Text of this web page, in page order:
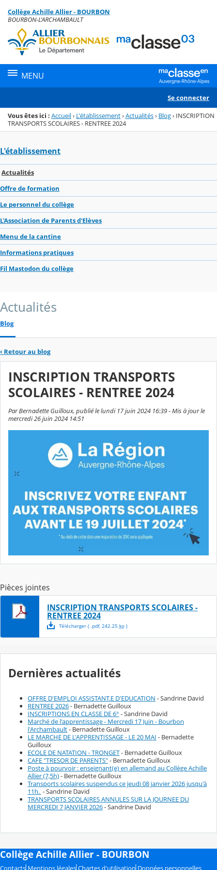
Menu de la rubrique
Contenu
Collège Achille Allier - BOURBON
BOURBON-L'ARCHAMBAULT
MENU
Se connecter
Vous êtes ici : Accueil› L'établissement›Actualités› Blog› INSCRIPTION
TRANSPORTS SCOLAIRES - RENTREE 2024
L'établissement
Actualités
Offre de formation
Le personnel du collège
L'Association de Parents d'Elèves
Menu de la cantine
Informations pratiques
Fil Mastodon du collège
Actualités
Blog
‹ Retour au blog
INSCRIPTION TRANSPORTS
SCOLAIRES - RENTREE 2024
Par Bernadette Guilloux, publié le lundi 17 juin 2024 16:39 - Mis à jour le
mercredi 26 juin 2024 14:51
Pièces jointes
INSCRIPTION TRANSPORTS SCOLAIRES -
RENTREE 2024
Télécharger( .pdf, 242.25 ko)
Dernières actualités
OFFRE D'EMPLOI ASSISTANT.E D'EDUCATION - Sandrine David
RENTREE 2026- Bernadette Guilloux
INSCRIPTIONS EN CLASSE DE 6° - Sandrine David
Marché de l'apprentissage - Mercredi 17 Juin - Bourbon
l'Archambault- Bernadette Guilloux
LE MARCHE DE L'APPRENTISSAGE - LE 20 MAI - Bernadette
Guilloux
ECOLE DE NATATION - TRONGET- Bernadette Guilloux
CAFE "TRESOR DE PARENTS"- Bernadette Guilloux
Poste à pourvoir : enseignant(e) en allemand au Collège Achille
Allier (7,5h)- Bernadette Guilloux
Transports scolaires suspendus ce jeudi 08 janvier 2026 jusqu'à
11h. - Sandrine David
TRANSPORTS SCOLAIRES ANNULES SUR LA JOURNEE DU
MERCREDI 7 JANVIER 2026- Sandrine David
Collège Achille Allier - BOURBON
Contacts Mentions légales Chartes d'utilisation Données personnelles